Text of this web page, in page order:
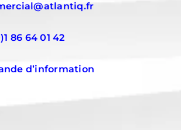
86 64 01 42
d’information